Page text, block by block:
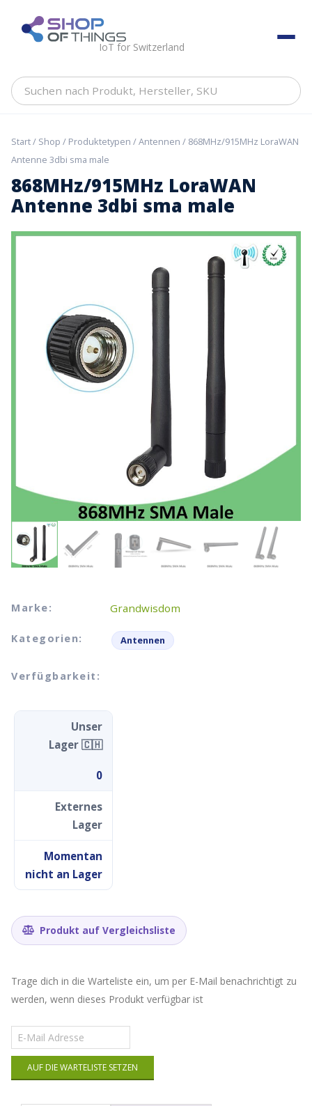
content ShopOfThings
IoT for Switzerland
Suchen
Hersteller,
Start/ Shop / Produktetypen /Antennen / 868MHz/915MHz LoraWAN
Antenne 3dbi sma male
868MHz/915MHz LoraWAN
Antenne 3dbi sma male
Marke: Grandwisdom
Kategorien: Antennen
Verfügbarkeit:
Unser
Lager 🇨🇭
0
Externes
Lager
Momentan
nicht an Lager
Produkt auf Vergleichsliste
Trage dich in die Warteliste ein, um per E-Mail benachrichtigt zu
werden, wenn dieses Produkt verfügbar ist
Gib
deine
E-
Mail-
Adresse
AUF DIE WARTELISTE SETZEN